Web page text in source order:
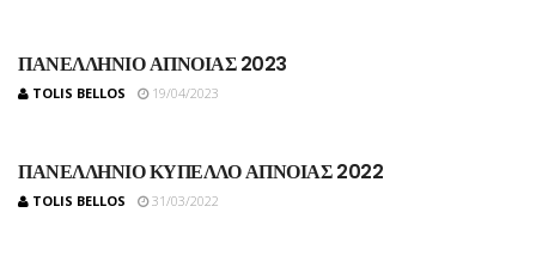
ΠΑΝΕΛΛΗΝΙΟ ΑΠΝΟΙΑΣ 2023
TOLIS BELLOS 19/04/2023
ΠΑΝΕΛΛΗΝΙΟ ΚΥΠΕΛΛΟ ΑΠΝΟΙΑΣ 2022
TOLIS BELLOS 31/03/2022